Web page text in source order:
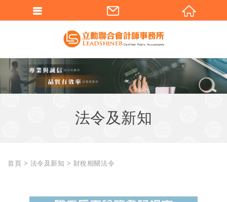
法令及新知
首頁 法令及新知 財稅相關法令